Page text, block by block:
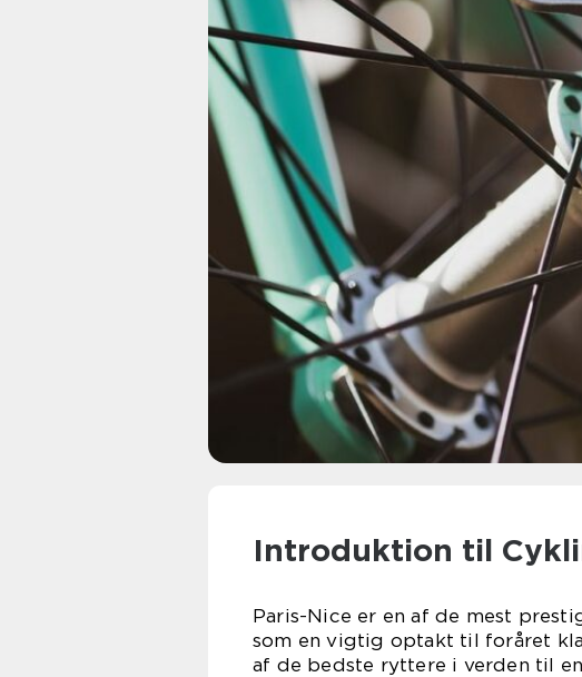
Introduktion til
Paris-Nice er en af de mest
som en vigtig optakt til foråret
af de bedste ryttere i verden til